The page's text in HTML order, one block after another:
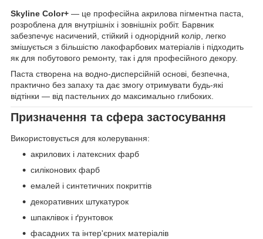
Skyline Color+ — це професійна акрилова пігментна паста,
розроблена для внутрішніх і зовнішніх робіт. Барвник
забезпечує насичений, стійкий і однорідний колір, легко
змішується з більшістю лакофарбових матеріалів і підходить
як для побутового ремонту, так і для професійного декору.
Паста створена на водно-дисперсійній основі, безпечна,
практично без запаху та дає змогу отримувати будь-які
відтінки — від пастельних до максимально глибоких.
Призначення та сфера застосування
Використовується для колерування:
акрилових і латексних фарб
силіконових фарб
емалей і синтетичних покриттів
декоративних штукатурок
шпаклівок і ґрунтовок
фасадних та інтер'єрних матеріалів